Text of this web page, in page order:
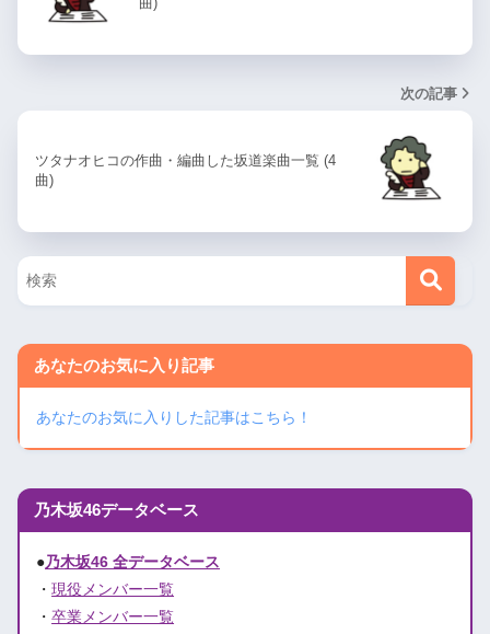
次の記事
ツタナオヒコの作曲・編曲した坂道楽曲一覧 (4
曲)
あなたのお気に入り記事
あなたのお気に入りした記事はこちら！
乃木坂46データベース
●乃木坂46 全データベース
・現役メンバー一覧
・卒業メンバー一覧